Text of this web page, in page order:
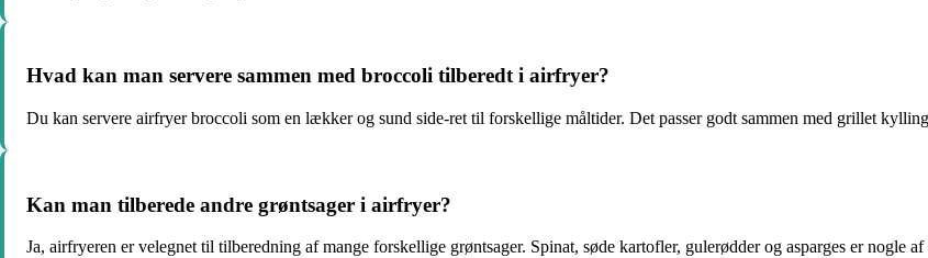
Hvad kan man servere sammen med broccoli tilberedt i airfryer?
Du kan servere airfryer broccoli som en lækker og sund side-ret til forskellige måltider. Det passer godt sammen med grillet
Kan man tilberede andre grøntsager i airfryer?
Ja, airfryeren er velegnet til tilberedning af mange forskellige grøntsager. Spinat, søde kartofler, gulerødder og asparges er nogle